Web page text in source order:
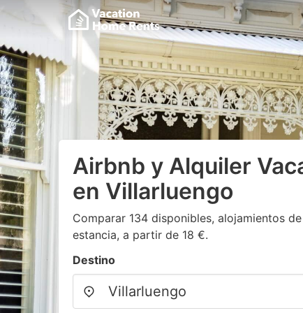
Airbnb y Alquiler
en Villarluengo
Comparar 134 disponibles, alojamientos
estancia, a partir de 18 €.
Destino